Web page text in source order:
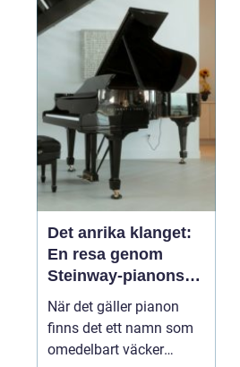
dess moderna digitala
närvaro, har
casinoupplevelsen
utvecklats för att...
Det anrika klanget:
En resa genom
Steinway-pianons
värld
När det gäller pianon
finns det ett namn som
omedelbart väcker